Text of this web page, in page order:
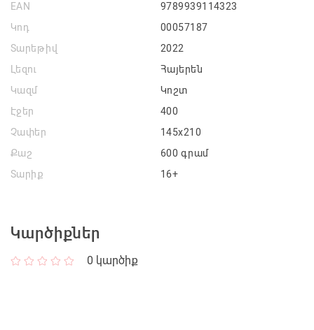
EAN
9789939114323
Կոդ
00057187
Տարեթիվ
2022
Լեզու
Հայերեն
Կազմ
Կոշտ
Էջեր
400
Չափեր
145x210
Քաշ
600 գրամ
Տարիք
16+
Կարծիքներ
0 կարծիք